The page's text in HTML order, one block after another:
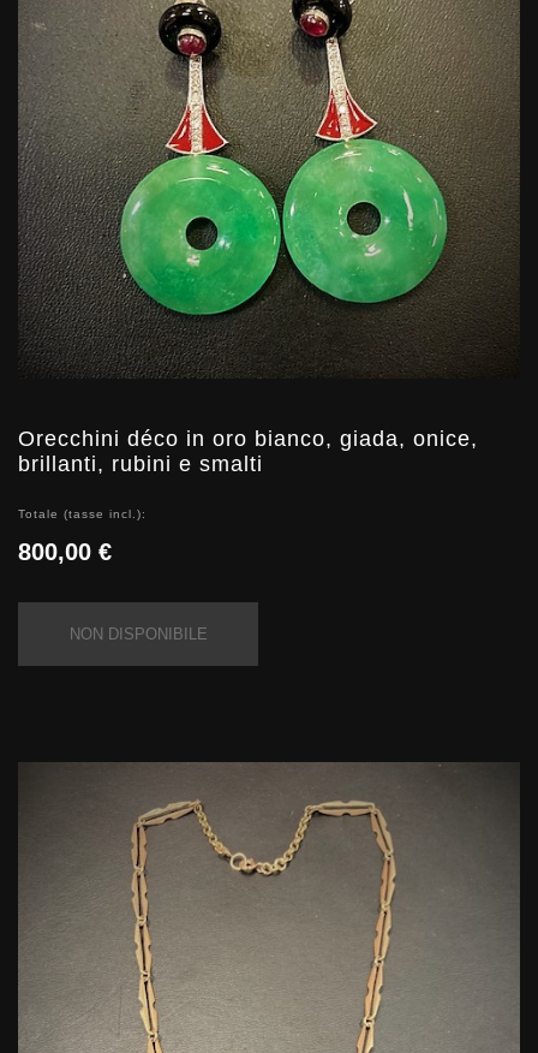
Orecchini déco in oro bianco, giada, onice,
brillanti, rubini e smalti
Totale (tasse incl.):
800,00 €
NON DISPONIBILE